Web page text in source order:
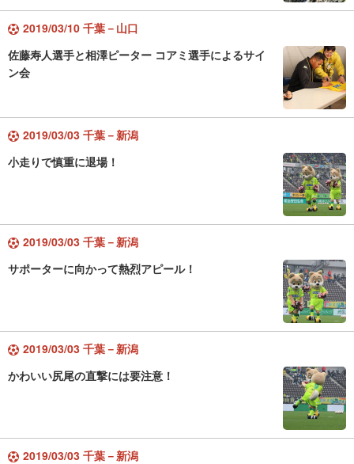
2019/03/10 千葉－山口
佐藤寿人選手と相澤ピーター コアミ選手によるサイ
ン会
2019/03/03 千葉－新潟
小走りで慎重に退場！
2019/03/03 千葉－新潟
サポーターに向かって熱烈アピール！
2019/03/03 千葉－新潟
かわいい尻尾の直撃には要注意！
2019/03/03 千葉－新潟